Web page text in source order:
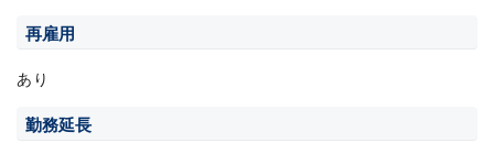
再雇用
あり
勤務延長